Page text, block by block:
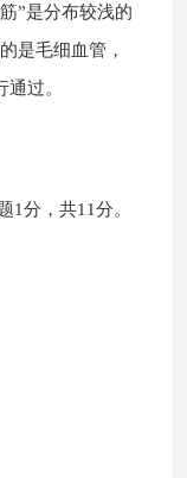
”是分布较浅的
是毛细血管，
过。
1分，共11分。